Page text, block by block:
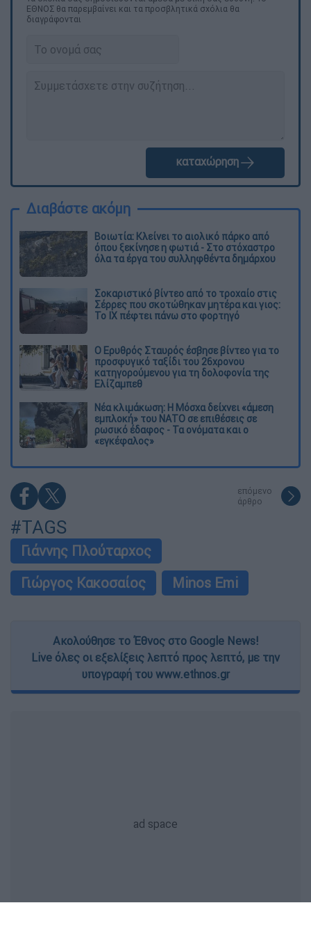
ΕΘΝΟΣ θα παρεμβαίνει και τα προσβλητικά σχόλια θα
διαγράφονται
καταχώρηση
Διαβάστε ακόμη
Βοιωτία: Κλείνει το αιολικό πάρκο από
όπου ξεκίνησε η φωτιά - Στο στόχαστρο
όλα τα έργα του συλληφθέντα δημάρχου
Σοκαριστικό βίντεο από το τροχαίο στις
Σέρρες που σκοτώθηκαν μητέρα και γιος:
Το ΙΧ πέφτει πάνω στο φορτηγό
Ο Ερυθρός Σταυρός έσβησε βίντεο για το
προσφυγικό ταξίδι του 26χρονου
κατηγορούμενου για τη δολοφονία της
Ελίζαμπεθ
Νέα κλιμάκωση: Η Μόσχα δείχνει «άμεση
εμπλοκή» του ΝΑΤΟ σε επιθέσεις σε
ρωσικό έδαφος - Τα ονόματα και ο
«εγκέφαλος»
επόμενο
άρθρο
#TAGS
Γιάννης Πλούταρχος
Γιώργος Κακοσαίος
Minos Emi
Ακολούθησε το Έθνος στο Google News!
Live όλες οι εξελίξεις λεπτό προς λεπτό, με την
υπογραφή του www.ethnos.gr